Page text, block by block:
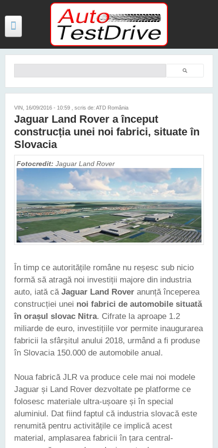
Mergi la conţinutul principal
TESTE
FOTO
VIDEO
PREȚURI MODELE NOI
MAȘINI ELECTRICE ȘI HIBRID
CONTACT
Căutare
VIN, 16/09/2016 - 10:59 , scris de: ATD România
Jaguar Land Rover a început
construcția unei noi fabrici, situate în
Slovacia
Fotocredit: Jaguar Land Rover
În timp ce autoritățile române nu reșesc sub nicio
formă să atragă noi investiții majore din industria
auto, iată că Jaguar Land Rover anunță începerea
construcției unei noi fabrici de automobile situată
în orașul slovac Nitra. Cifrate la aproape 1.2
miliarde de euro, investițiile vor permite inaugurarea
fabricii la sfârșitul anului 2018, urmând a fi produse
în Slovacia 150.000 de automobile anual.
Noua fabrică JLR va produce cele mai noi modele
Jaguar și Land Rover dezvoltate pe platforme ce
folosesc materiale ultra-ușoare și în special
aluminiul. Dat fiind faptul că industria slovacă este
renumită pentru activitățile ce implică acest
material, amplasarea fabricii în țara central-